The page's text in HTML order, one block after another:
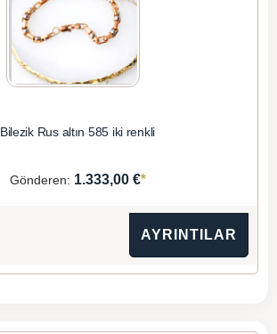
Bilezik Rus altın 585 iki renkli
Gönderen: 1.333,00 €*
AYRINTILAR